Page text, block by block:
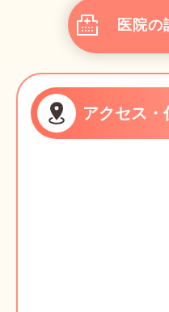
医院の
アクセス